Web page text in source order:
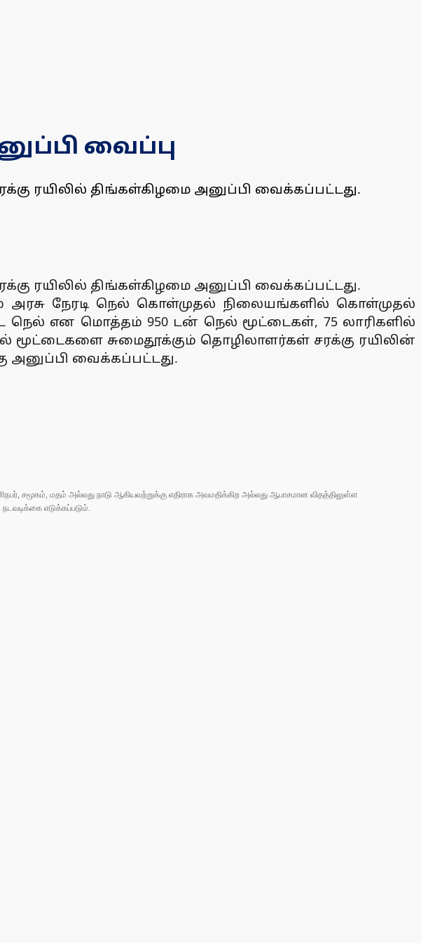
வைப்பு
ரயிலில் திங்கள்கிழமை அனுப்பி வைக்கப்பட்டது.
ரயிலில் திங்கள்கிழமை அனுப்பி வைக்கப்பட்டது.
அரசு நேரடி நெல் கொள்முதல் நிலையங்களில் கொள்முதல்
நெல் என மொத்தம் 950 டன் நெல் மூட்டைகள், 75 லாரிகளில்
சுமைதூக்கும் தொழிலாளர்கள் சரக்கு ரயிலின்
அனுப்பி வைக்கப்பட்டது.
சமூகம், மதம் அல்லது நாடு ஆகியவற்றுக்கு எதிராக அவமதிக்கிற அல்லது ஆபாசமான விதத்திலுள்ள
எடுக்கப்படும்.